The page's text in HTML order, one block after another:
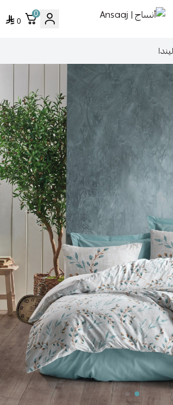
أنساج | Ansaaj
0
0